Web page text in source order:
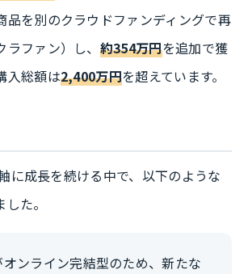
品を別のクラウドファンディングで再
ファン）し、 約354万円を追加で獲
入総額は2,400万円を超えています。
に成長を続ける中で、以下のような
た。
ンライン完結型のため、新たな